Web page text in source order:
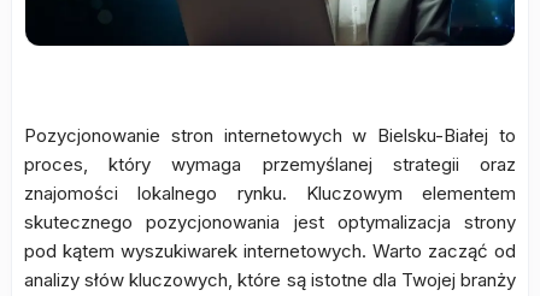
Pozycjonowanie stron internetowych w Bielsku-Białej to
proces, który wymaga przemyślanej strategii oraz
znajomości lokalnego rynku. Kluczowym elementem
skutecznego pozycjonowania jest optymalizacja strony
pod kątem wyszukiwarek internetowych. Warto zacząć od
analizy słów kluczowych, które są istotne dla Twojej branży